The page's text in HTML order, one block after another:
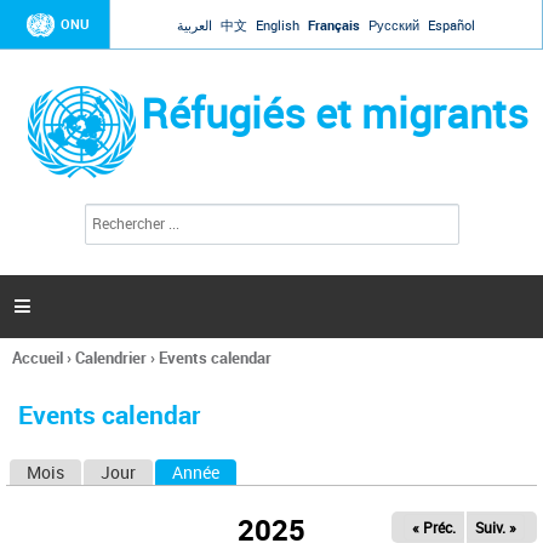
Jump to navigation
ONU العربية 中文 English Français Русский Español
Réfugiés et migrants
l
c
h
e

Vous
ici
Accueil›Calendrier› Events calendar
Events calendar
Mois Jour Année
2025 « Préc. Suiv. »